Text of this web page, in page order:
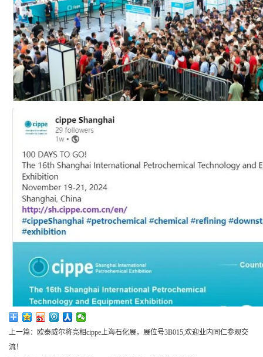
上一篇：欧泰威尔将亮相cippe上海石化展，展位号3B015,欢迎业内同仁参观交
流！